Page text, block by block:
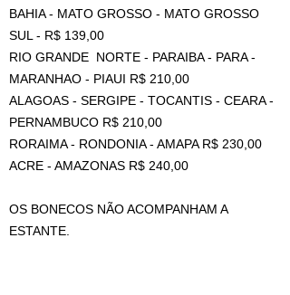
BAHIA - MATO GROSSO - MATO GROSSO
SUL - R$ 139,00
RIO GRANDE NORTE - PARAIBA - PARA -
MARANHAO - PIAUI R$ 210,00
ALAGOAS - SERGIPE - TOCANTIS - CEARA -
PERNAMBUCO R$ 210,00
RORAIMA - RONDONIA - AMAPA R$ 230,00
ACRE - AMAZONAS R$ 240,00
OS BONECOS NÃO ACOMPANHAM A
ESTANTE.